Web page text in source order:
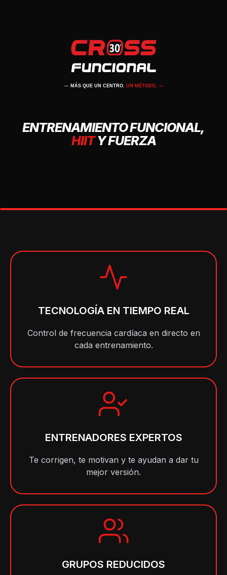
MÁS QUE UN CENTRO. UN MÉTODO.
ENTRENAMIENTO FUNCIONAL,
HIITY FUERZA
TECNOLOGÍA EN TIEMPO REAL
Control de frecuencia cardíaca en directo en
cada entrenamiento.
ENTRENADORES EXPERTOS
Te corrigen, te motivan y te ayudan a dar tu
mejor versión.
GRUPOS REDUCIDOS